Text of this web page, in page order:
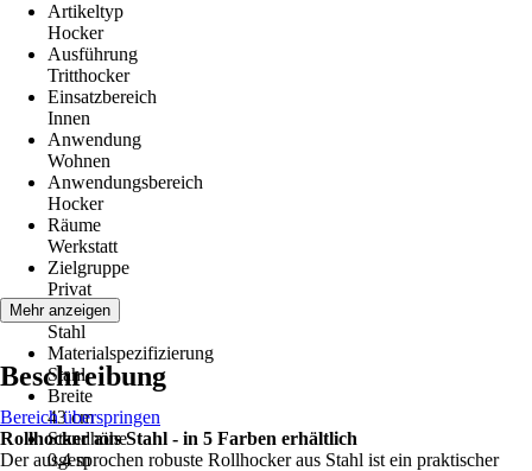
Artikeltyp
Hocker
Ausführung
Tritthocker
Einsatzbereich
Innen
Anwendung
Wohnen
Anwendungsbereich
Hocker
Räume
Werkstatt
Zielgruppe
Privat
Material
Stahl
Materialspezifizierung
Stahl
Breite
43 cm
Standhöhe
0,4 m
Mehr anzeigen
Beschreibung
Bereich überspringen
Rollhocker aus Stahl - in 5 Farben erhältlich
Der ausgesprochen robuste Rollhocker aus Stahl ist ein praktischer